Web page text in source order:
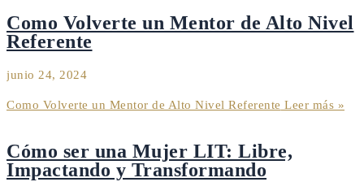
Como Volverte un Mentor de Alto Nivel
Referente
junio 24, 2024
Como Volverte un Mentor de Alto Nivel Referente Leer más »
Cómo ser una Mujer LIT: Libre,
Impactando y Transformando